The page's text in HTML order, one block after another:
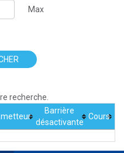
Max
recherche.
Barrière
désactivante
Cours